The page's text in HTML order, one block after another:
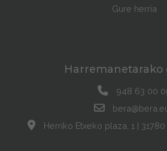
Gure herria
Harremanetarako
948 63 00
Herriko Etxeko plaza, 1 |